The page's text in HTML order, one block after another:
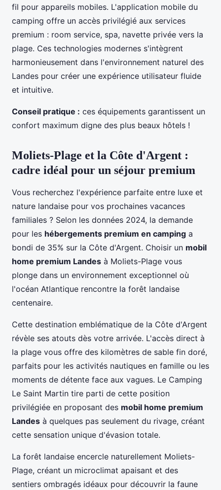
fil pour appareils mobiles. L'application mobile du
camping offre un accès privilégié aux services
premium : room service, spa, navette privée vers la
plage. Ces technologies modernes s'intègrent
harmonieusement dans l'environnement naturel des
Landes pour créer une expérience utilisateur fluide
et intuitive.
Conseil pratique : ces équipements garantissent un
confort maximum digne des plus beaux hôtels !
Moliets-Plage et la Côte d'Argent :
cadre idéal pour un séjour premium
Vous recherchez l'expérience parfaite entre luxe et
nature landaise pour vos prochaines vacances
familiales ? Selon les données 2024, la demande
pour les hébergements premium en camping a
bondi de 35% sur la Côte d'Argent. Choisir un mobil
home premium Landes à Moliets-Plage vous
plonge dans un environnement exceptionnel où
l'océan Atlantique rencontre la forêt landaise
centenaire.
Cette destination emblématique de la Côte d'Argent
révèle ses atouts dès votre arrivée. L'accès direct à
la plage vous offre des kilomètres de sable fin doré,
parfaits pour les activités nautiques en famille ou les
moments de détente face aux vagues. Le Camping
Le Saint Martin tire parti de cette position
privilégiée en proposant des mobil home premium
Landes à quelques pas seulement du rivage, créant
cette sensation unique d'évasion totale.
La forêt landaise encercle naturellement Moliets-
Plage, créant un microclimat apaisant et des
sentiers ombragés idéaux pour découvrir la faune